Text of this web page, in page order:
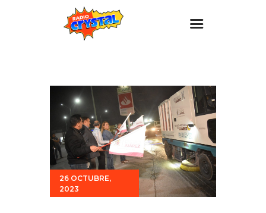
Estaciones
Eventos
Promociones
Noticias
Para ti
Contacto
26 OCTUBRE,
2023